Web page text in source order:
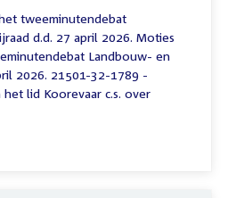
tweeminutendebat
d.d. 27 april 2026. Moties
Landbouw- en
2026. 21501-32-1789 -
lid Koorevaar c.s. over